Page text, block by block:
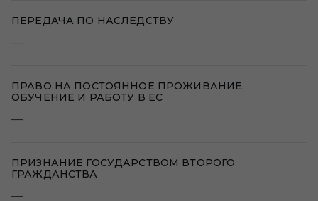
ПЕРЕДАЧА ПО НАСЛЕДСТВУ
—
ПРАВО НА ПОСТОЯННОЕ ПРОЖИВАНИЕ,
ОБУЧЕНИЕ И РАБОТУ В ЕС
—
ПРИЗНАНИЕ ГОСУДАРСТВОМ ВТОРОГО
ГРАЖДАНСТВА
—